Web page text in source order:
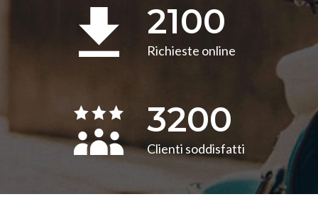
2100
Richieste online
3200
Clienti soddisfatti